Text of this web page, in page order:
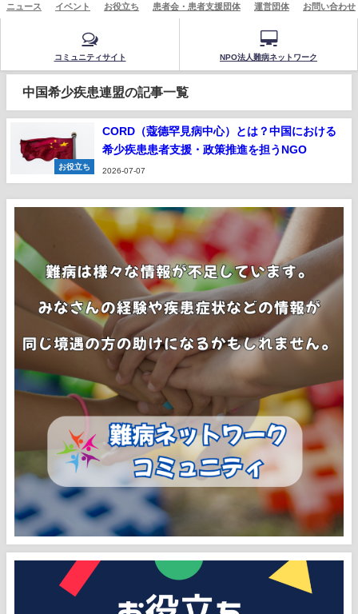
ニュース イベント お役立ち 患者会・患者支援団体 運営団体 お問い合わせ
コミュニティサイト NPO法人難病ネットワーク
中国希少疾患連盟の記事一覧
お役立ち
CORD（蔻德罕見病中心）とは？中国における
希少疾患患者支援・政策推進を担うNGO
2026-07-07